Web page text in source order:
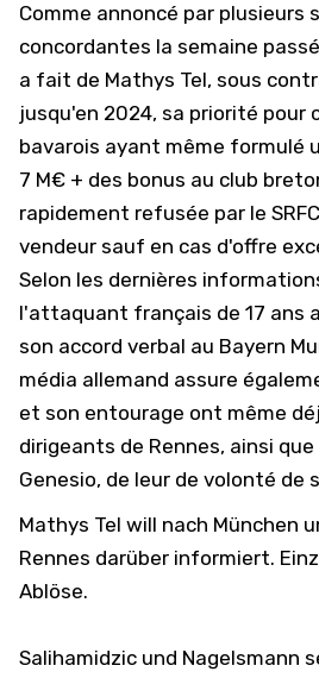
Comme annoncé par plusieurs
concordantes la semaine
a fait de Mathys Tel, sous
jusqu'en 2024, sa priorité pour
bavarois ayant même formulé
7 M€ + des bonus au club
rapidement refusée par le
vendeur sauf en cas d'offre
Selon les dernières
l'attaquant français de 17 ans
son accord verbal au Bayern
média allemand assure
et son entourage ont même
dirigeants de Rennes, ainsi
Genesio, de leur de volonté de
Mathys Tel will nach München
Rennes darüber informiert.
Ablöse.
Salihamidzic und Nagelsmann